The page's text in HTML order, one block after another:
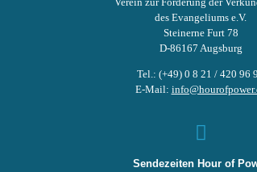
Verein zur Förderung der
des Evangeliums e.V.
Steinerne Furt 78
D-86167 Augsburg
Tel.: (+49) 0 8 21 / 420 96
E-Mail:
Sendezeiten Hour of